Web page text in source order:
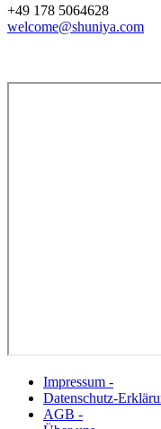
+49 178 5064628
welcome@shuniya.com
Impressum -
Datenschutz-
AGB -